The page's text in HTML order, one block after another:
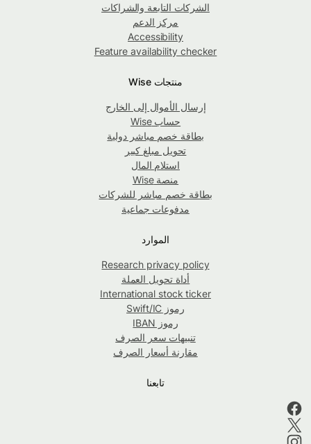
الشركات التابعة والشراكات
مركز الدعم
Accessibility
Feature availability checker
منتجات Wise
إرسال الأموال إلى الخارج
حساب Wise
بطاقة خصم مباشر دولية
تحويل مبلغ كبير
استلام المال
منصة Wise
بطاقة خصم مباشر للشركات
مدفوعات جماعية
الموارد
Research privacy policy
أداة تحويل العملة
International stock ticker
رموز Swift/IC
رموز IBAN
تنبيهات سعر الصرف
مقارنة أسعار الصرف
تابعنا